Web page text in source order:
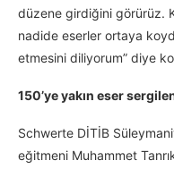
düzene girdiğini görürüz.
nadide eserler ortaya
etmesini diliyorum” diye
150’ye yakın eser
Schwerte DİTİB
eğitmeni Muhammet